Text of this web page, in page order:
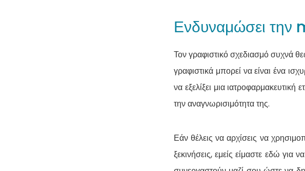
Ενδυναμώσει την
Τον γραφιστικό σχεδιασμό συχνά
γραφιστικά μπορεί να είναι ένα
να εξελίξει μια
την αναγνωρισιμότητα της.
Εάν θέλεις να αρχίσεις να
ξεκινήσεις, εμείς είμαστε εδώ για